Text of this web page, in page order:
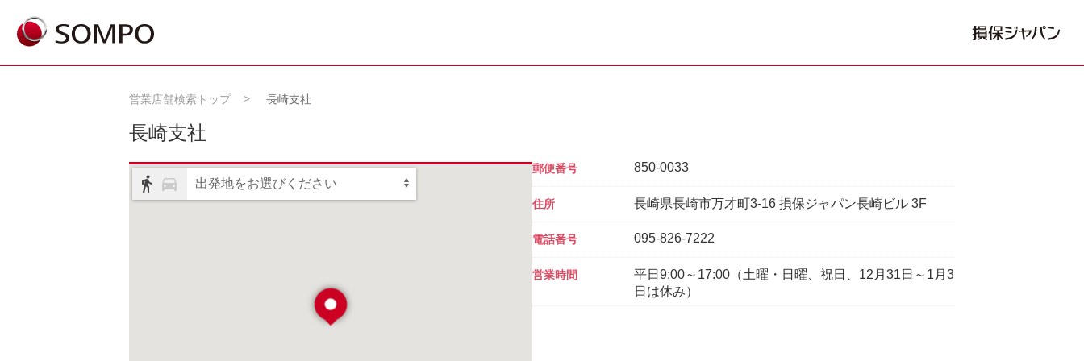
営業店舗検索トップ 長崎支社
長崎支社
出発地をお選びください
郵便番号 850-0033
住所 長崎県長崎市万才町3-16 損保ジャパン長崎ビル 3F
電話番号 095-826-7222
営業時間
平日9:00～17:00（土曜・日曜、祝日、12月31日～1月3
日は休み）